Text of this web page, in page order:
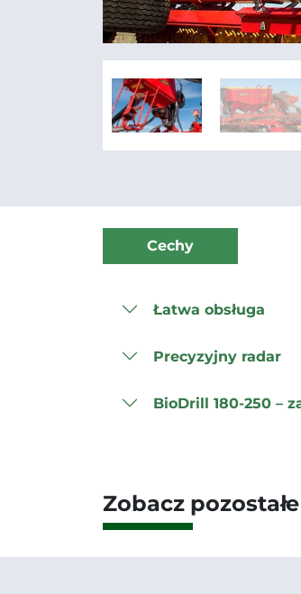
Cechy
Łatwa obsługa
Precyzyjny radar
BioDrill 180-250 –
Zobacz